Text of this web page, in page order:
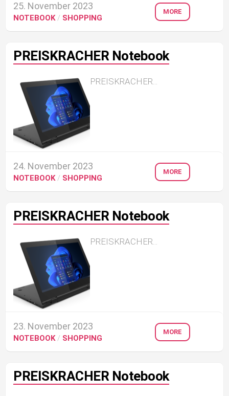
25. November 2023
NOTEBOOK/ SHOPPING
MORE
PREISKRACHER Notebook
PREISKRACHER...
24. November 2023
NOTEBOOK/ SHOPPING
MORE
PREISKRACHER Notebook
PREISKRACHER...
23. November 2023
NOTEBOOK/ SHOPPING
MORE
PREISKRACHER Notebook